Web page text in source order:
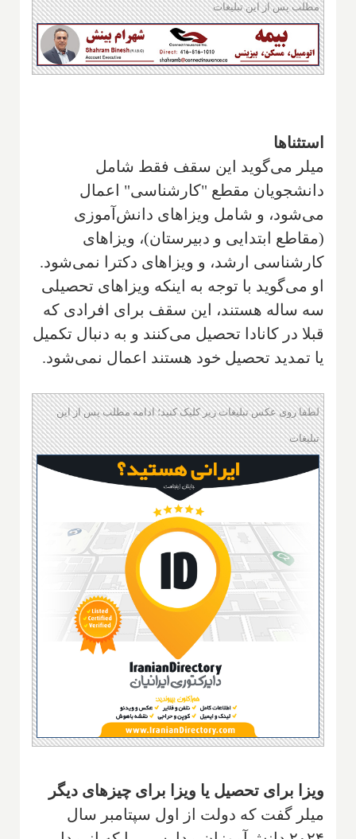
مطلب پس از این تبلیغات
استثناها
میلر می‌گوید این سقف فقط شامل
دانشجویان مقطع "کارشناسی" اعمال
می‌شود، و شامل ویزاهای دانش‌آموزی
(مقاطع ابتدایی و دبیرستان)، ویزاهای
کارشناسی ارشد، و ویزاهای دکترا نمی‌شود.
او می‌گوید با توجه به اینکه ویزاهای تحصیلی
سه ساله هستند، این سقف برای افرادی که
قبلا در کانادا تحصیل می‌کنند و به دنبال تکمیل
یا تمدید تحصیل خود هستند اعمال نمی‌شود.
لطفا روی عکس تبلیغات زیر کلیک کنید؛ ادامه مطلب پس از این
تبلیغات
ویزا برای تحصیل یا ویزا برای چیزهای دیگر
میلر گفت که دولت از اول سپتامبر سال